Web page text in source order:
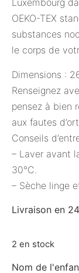
Luxembourg
OEKO-TEX
substances
le corps de
Dimensions :
Renseignez
pensez à bien
aux fautes
Conseils
– Laver avant
30°C.
– Sèche linge
Livraison en
2 en stock
Nom de